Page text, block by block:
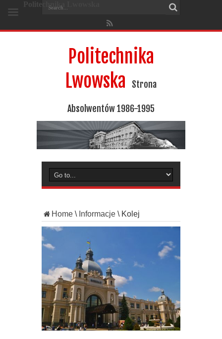
Politechnika
Lwowska
Strona
Absolwentów 1986-1995
Home \ Informacje \ Kolej
Politechnika Lwowska